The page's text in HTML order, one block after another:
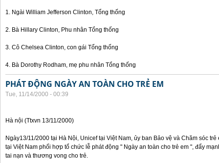
1. Ngài William Jefferson Clinton, Tổng thống
2. Bà Hillary Clinton, Phu nhân Tổng thống
3. Cô Chelsea Clinton, con gái Tổng thống
4. Bà Dorothy Rodham, mẹ phu nhân Tổng thống
PHÁT ĐỘNG NGÀY AN TOÀN CHO TRẺ EM
Tue, 11/14/2000 - 00:39
Hà nội (Ttxvn 13/11/2000)
Ngày13/11/2000 tại Hà Nội, Unicef tại Việt Nam, ủy ban Bảo vệ và Chăm sóc
tại Việt Nam phối hợp tổ chức lễ phát động " Ngày an toàn cho trẻ em ", đẩy
tai nạn và thương vong cho trẻ.